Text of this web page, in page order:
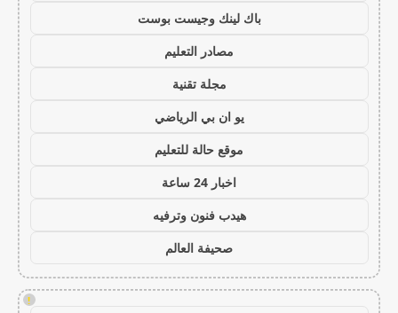
باك لينك وجيست بوست
مصادر التعليم
مجلة تقنية
يو ان بي الرياضي
موقع حالة للتعليم
اخبار 24 ساعة
هيدب فنون وترفيه
صحيفة العالم
!